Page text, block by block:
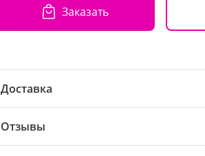
Заказать
Доставка
Отзывы